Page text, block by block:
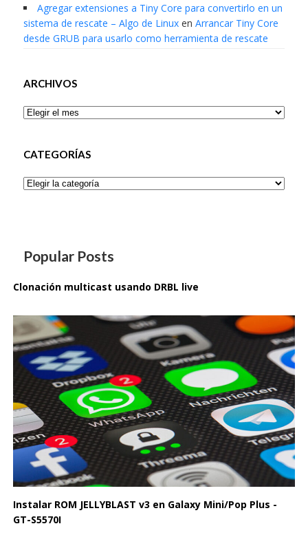
Agregar extensiones a Tiny Core para convertirlo en un
sistema de rescate – Algo de Linuxen Arrancar Tiny Core
desde GRUB para usarlo como herramienta de rescate
ARCHIVOS
Archivos
CATEGORÍAS
Categorías
Popular Posts
Clonación multicast usando DRBL live
Instalar ROM JELLYBLAST v3 en Galaxy Mini/Pop Plus -
GT-S5570I